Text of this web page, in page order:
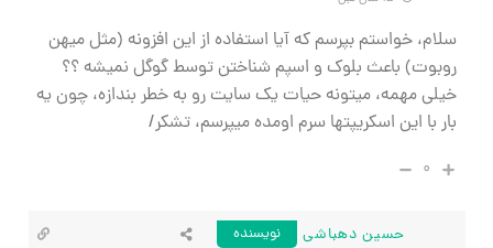
سلام، خواستم بپرسم که آیا استفاده از این افزونه (مثل میهن
روبوت) باعث بلوک و اسپم شناختن توسط گوگل نمیشه ؟؟
خیلی مهمه، میتونه حیات یک سایت رو به خطر بندازه، چون یه
بار با این اسکریپتها سرم اومده میپرسم، تشکر/
۰
حسین دهباشی
نویسنده